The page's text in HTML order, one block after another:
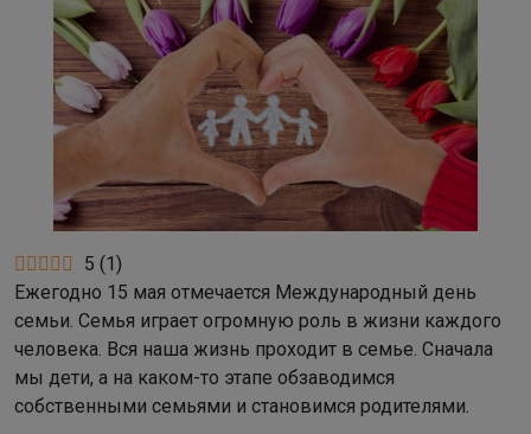
5 (1)
Ежегодно 15 мая отмечается Международный день
семьи. Семья играет огромную роль в жизни каждого
человека. Вся наша жизнь проходит в семье. Сначала
мы дети, а на каком-то этапе обзаводимся
собственными семьями и становимся родителями.